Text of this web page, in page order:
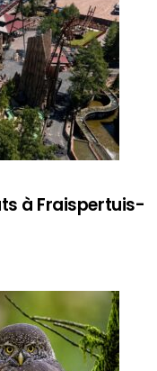
à Fraispertuis-